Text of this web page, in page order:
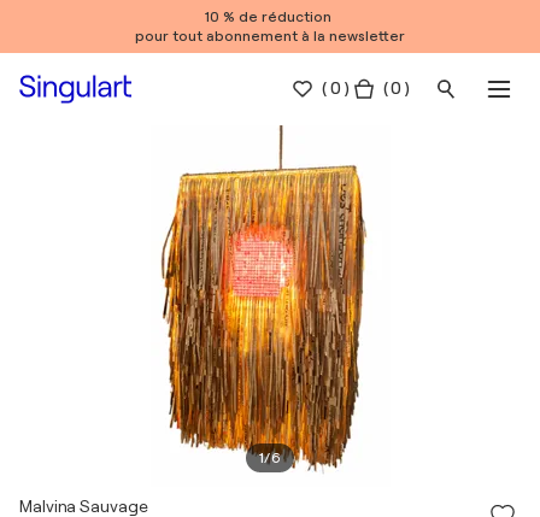
10 % de réduction
pour tout abonnement à la newsletter
(0 ) ( 0 )
1/6
Malvina Sauvage